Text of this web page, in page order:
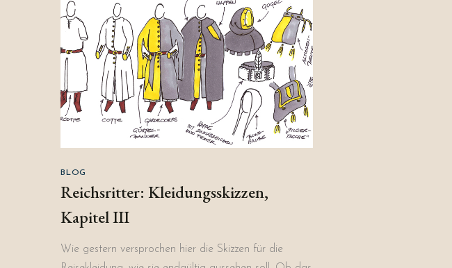
BLOG
Reichsritter: Kleidungsskizzen,
Kapitel III
Wie gestern versprochen hier die Skizzen für die